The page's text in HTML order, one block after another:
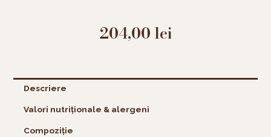
204,00 lei
Descriere
Valori nutriționale & alergeni
Compoziție